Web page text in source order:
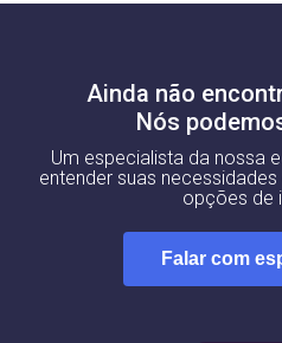
Ainda não
Nós
Um especialista da nossa
entender suas
opções de
Falar com